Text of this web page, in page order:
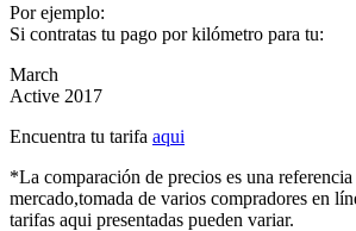
Por ejemplo:
Si contratas tu pago por kilómetro para tu:
March
Active 2017
Encuentra tu tarifa aqui
*La comparación de precios es una
mercado,tomada de varios compradores en
tarifas aqui presentadas pueden variar.